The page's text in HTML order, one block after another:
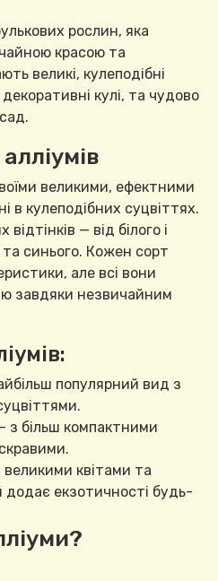
рослин, яка
красою та
великі, кулеподібні
кулі, та чудово
великими, ефектними
в кулеподібних суцвіттях.
— від білого і
синього. Кожен сорт
але всі вони
завдяки незвичайним
популярний вид з
з більш компактними
великими квітами та
екзотичності будь-